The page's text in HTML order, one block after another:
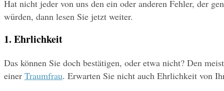
Hat nicht jeder von uns den ein oder anderen Fehler, der
würden, dann lesen Sie jetzt weiter.
1. Ehrlichkeit
Das können Sie doch bestätigen, oder etwa nicht? Den
einer Traumfrau. Erwarten Sie nicht auch Ehrlichkeit von